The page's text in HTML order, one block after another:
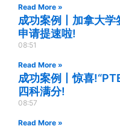
Read More »
成功案例丨加拿大
申请提速啦!
08:51
Read More »
成功案例丨惊喜
四科满分!
08:57
Read More »